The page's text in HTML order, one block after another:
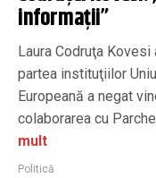
informaţii”
Laura Codruţa
partea instituţiilor
Europeană a negat
colaborarea cu
mult
Politică